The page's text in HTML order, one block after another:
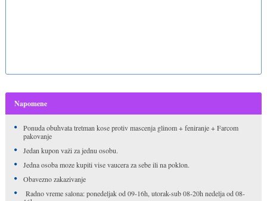
Napomene
Ponuda obuhvata tretman kose protiv mascenja glinom + feniranje + Farcom
pakovanje
Jedan kupon važi za jednu osobu.
Jedna osoba moze kupiti vise vaucera za sebe ili na poklon.
Obavezno zakazivanje
Radno vreme salona: ponedeljak od 09-16h, utorak-sub 08-20h nedelja od 08-